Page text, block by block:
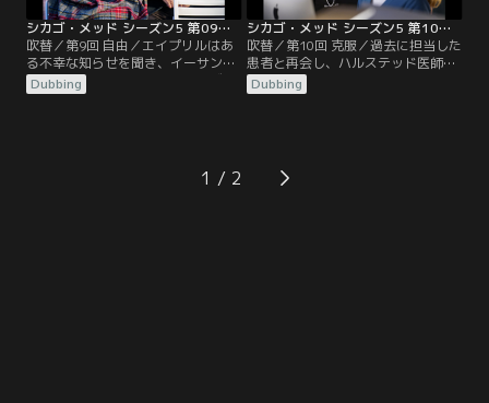
シカゴ・メッド シーズン5 第09話／吹替
吹替／第9回 自由／エイプリルはあ
る不幸な知らせを聞き、イーサンと
の将来が不安になる。チャールズ医
師とマギーは、辛い時期を目前に控
Dubbing
シカゴ・メッド シーズン5 第10話／吹替
吹替／第10回 克服／過去に担当した
患者と再会し、ハルステッド医師は
動揺する。エイプリルはイーサンに
秘密を打ち明けようとしている。チ
Dubbing
1